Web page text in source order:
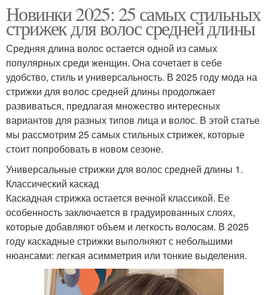
Новинки 2025: 25 самых стильных
стрижек для волос средней длины
Средняя длина волос остается одной из самых
популярных среди женщин. Она сочетает в себе
удобство, стиль и универсальность. В 2025 году мода на
стрижки для волос средней длины продолжает
развиваться, предлагая множество интересных
вариантов для разных типов лица и волос. В этой статье
мы рассмотрим 25 самых стильных стрижек, которые
стоит попробовать в новом сезоне.
Универсальные стрижки для волос средней длины 1.
Классический каскад
Каскадная стрижка остается вечной классикой. Ее
особенность заключается в градуированных слоях,
которые добавляют объем и легкость волосам. В 2025
году каскадные стрижки выполняют с небольшими
нюансами: легкая асимметрия или тонкие выделения.